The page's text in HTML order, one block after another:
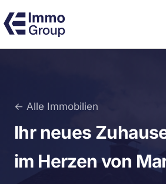
← Alle Immobilien
Ihr neues
im Herzen von